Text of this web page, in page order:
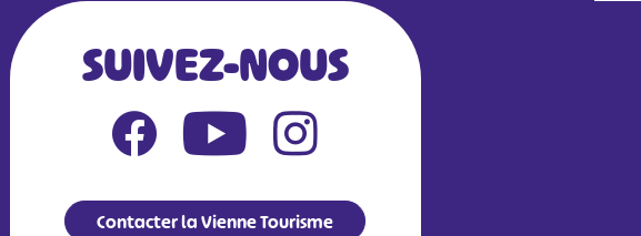
SUIVEZ-NOUS
Contacter la Vienne Tourisme